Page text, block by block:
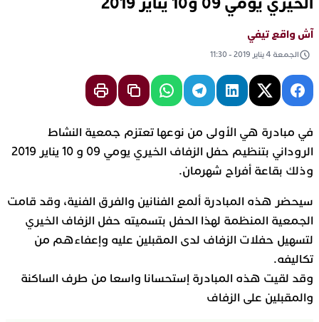
آش واقع تيفي
الجمعة 4 يناير 2019 - 11:30
في مبادرة هي الأولى من نوعها تعتزم جمعية النشاط
الروداني بتنظيم حفل الزفاف الخيري يومي 09 و 10 يناير 2019
وذلك بقاعة أفراح شهرمان.
سيحضر هذه المبادرة ألمع الفنانين والفرق الفنية، وقد قامت
الجمعية المنظمة لهذا الحفل بتسميته حفل الزفاف الخيري
لتسهيل حفلات الزفاف لدى المقبلين عليه وإعفاءهم من
تكاليفه.
وقد لقيت هذه المبادرة إستحسانا واسعا من طرف الساكنة
والمقبلين على الزفاف